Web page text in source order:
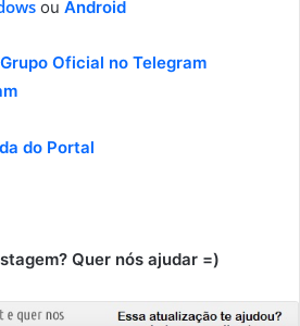
ou Android
Grupo Oficial no Telegram
do Portal
Quer nós ajudar =)